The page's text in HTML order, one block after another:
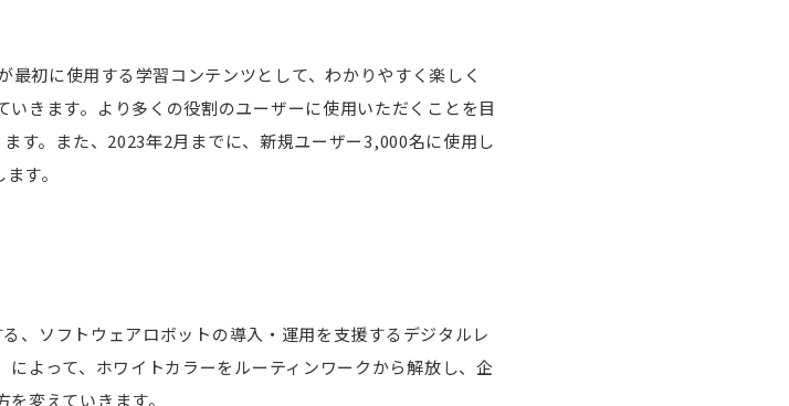
初に使用する学習コンテンツとして、わかりやすく楽しく
きます。より多くの役割のユーザーに使用いただくことを目
す。また、2023年2月までに、新規ユーザー3,000名に使用し
す。
、ソフトウェアロボットの導入・運用を支援するデジタルレ
よって、ホワイトカラーをルーティンワークから解放し、企
変えていきます。